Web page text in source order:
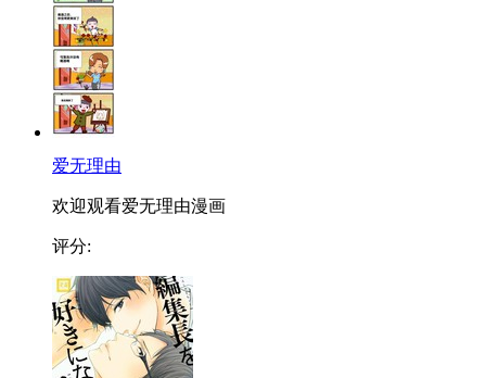
爱无理由
欢迎观看爱无理由漫画
评分: